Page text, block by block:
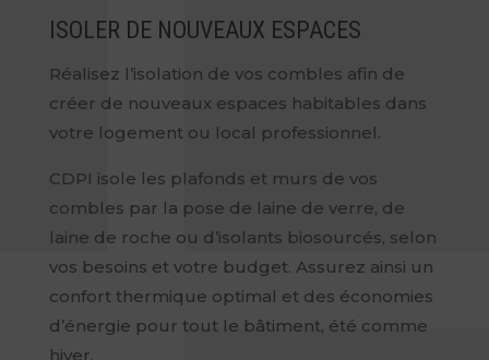
ISOLER DE NOUVEAUX ESPACES
Réalisez l’isolation de vos combles afin de
créer de nouveaux espaces habitables dans
votre logement ou local professionnel.
CDPI isole les plafonds et murs de vos
combles par la pose de laine de verre, de
laine de roche ou d’isolants biosourcés, selon
vos besoins et votre budget. Assurez ainsi un
confort thermique optimal et des économies
d’énergie pour tout le bâtiment, été comme
hiver.